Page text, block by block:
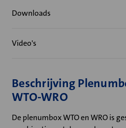
Downloads
Video's
Beschrijving
WTO-WRO
De plenumbox WTO en WRO is